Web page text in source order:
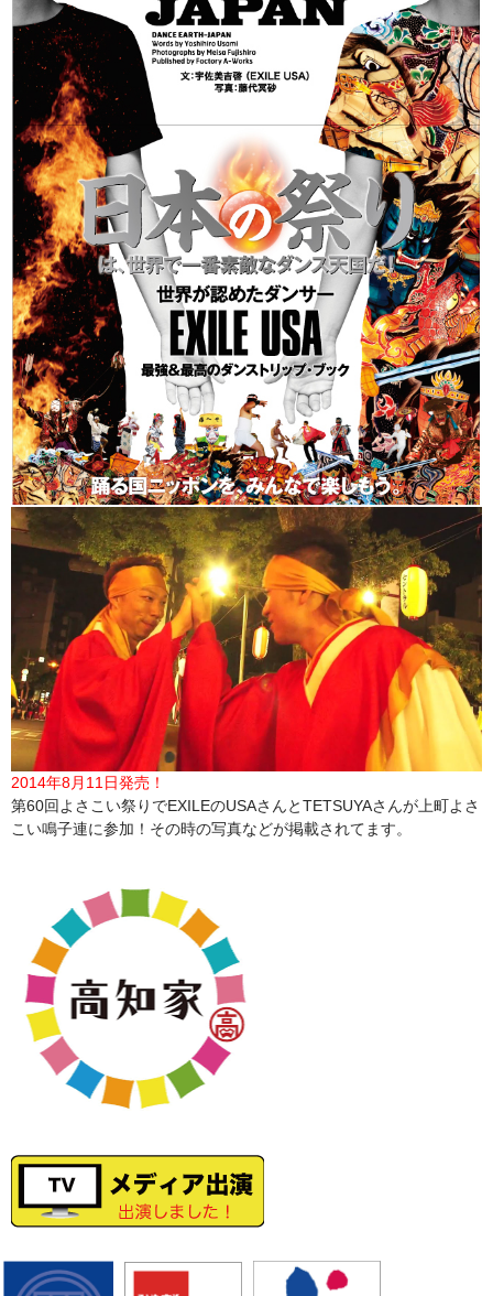
2014年8月11日発売！
第60回よさこい祭りでEXILEのUSAさんとTETSUYAさんが上町よさ
こい鳴子連に参加！その時の写真などが掲載されてます。